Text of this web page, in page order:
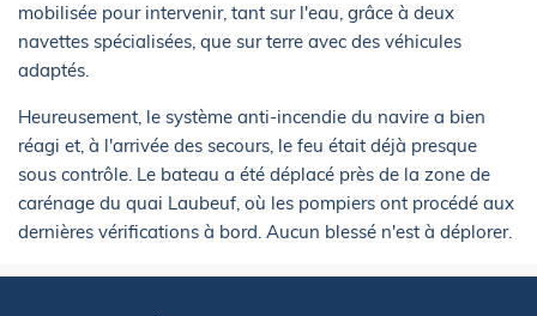
mobilisée pour intervenir, tant sur l'eau, grâce à deux
navettes spécialisées, que sur terre avec des véhicules
adaptés.
Heureusement, le système anti-incendie du navire a bien
réagi et, à l'arrivée des secours, le feu était déjà presque
sous contrôle. Le bateau a été déplacé près de la zone de
carénage du quai Laubeuf, où les pompiers ont procédé aux
dernières vérifications à bord. Aucun blessé n'est à déplorer.